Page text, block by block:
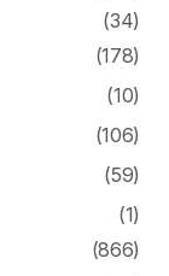
(34)
(178)
(10)
(106)
(59)
(1)
(866)